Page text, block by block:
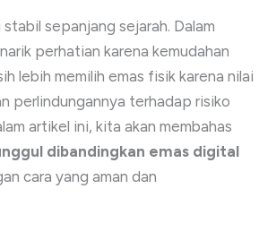
sepanjang sejarah. Dalam
perhatian karena kemudahan
lebih memilih emas fisik karena nilai
perlindungannya terhadap risiko
artikel ini, kita akan membahas
dibandingkan emas digital
cara yang aman dan